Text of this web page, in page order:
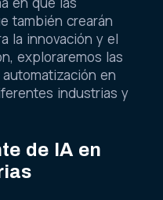
también crearán
la innovación y el
exploraremos las
en
industrias y
de IA en